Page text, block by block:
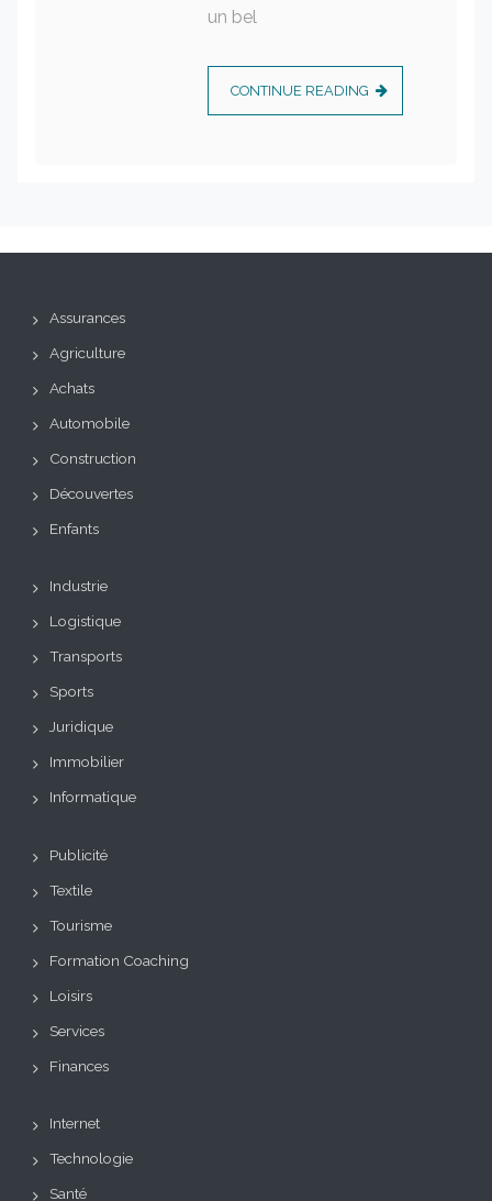
un bel
CONTINUE READING
Assurances
Agriculture
Achats
Automobile
Construction
Découvertes
Enfants
Industrie
Logistique
Transports
Sports
Juridique
Immobilier
Informatique
Publicité
Textile
Tourisme
Formation Coaching
Loisirs
Services
Finances
Internet
Technologie
Santé